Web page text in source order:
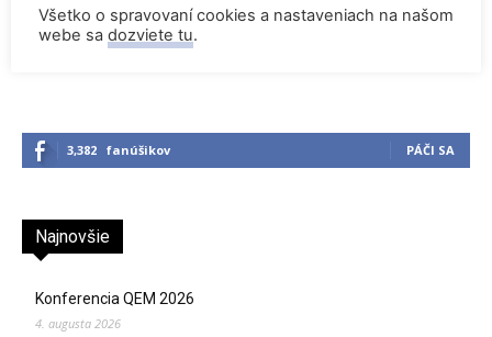
3,382 fanúšikov PÁČI SA
Najnovšie
Konferencia QEM 2026
4. augusta 2026
Všetko o spravovaní cookies a nastaveniach na našom
webe sa dozviete tu.